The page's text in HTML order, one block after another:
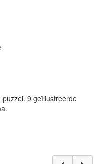
puzzel. 9 geïllustreerde